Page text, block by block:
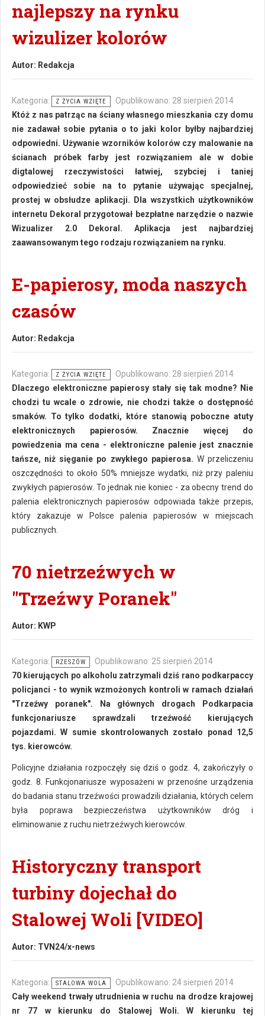
najlepszy na rynku
wizulizer kolorów
Autor: Redakcja
Kategoria: Z ŻYCIA WZIĘTE
Opublikowano: 28 sierpień 2014
Któż z nas patrząc na ściany własnego mieszkania czy domu
nie zadawał sobie pytania o to jaki kolor byłby najbardziej
odpowiedni. Używanie wzorników kolorów czy malowanie na
ścianach próbek farby jest rozwiązaniem ale w dobie
digtalowej rzeczywistości łatwiej, szybciej i taniej
odpowiedzieć sobie na to pytanie używając specjalnej,
prostej w obsłudze aplikacji. Dla wszystkich użytkowników
internetu Dekoral przygotował bezpłatne narzędzie o nazwie
Wizualizer 2.0 Dekoral. Aplikacja jest najbardziej
zaawansowanym tego rodzaju rozwiązaniem na rynku.
E-papierosy, moda naszych
czasów
Autor: Redakcja
Kategoria: Z ŻYCIA WZIĘTE
Opublikowano: 28 sierpień 2014
Dlaczego elektroniczne papierosy stały się tak modne? Nie
chodzi tu wcale o zdrowie, nie chodzi także o dostępność
smaków. To tylko dodatki, które stanowią poboczne atuty
elektronicznych papierosów. Znacznie więcej do
powiedzenia ma cena - elektroniczne palenie jest znacznie
tańsze, niż sięganie po zwykłego papierosa. W przeliczeniu
oszczędności to około 50% mniejsze wydatki, niż przy paleniu
zwykłych papierosów. To jednak nie koniec - za obecny trend do
palenia elektronicznych papierosów odpowiada także przepis,
który zakazuje w Polsce palenia papierosów w miejscach
publicznych.
70 nietrzeźwych w
"Trzeźwy Poranek"
Autor: KWP
Kategoria: RZESZÓW
Opublikowano: 25 sierpień 2014
70 kierujących po alkoholu zatrzymali dziś rano podkarpaccy
policjanci - to wynik wzmożonych kontroli w ramach działań
"Trzeźwy poranek". Na głównych drogach Podkarpacia
funkcjonariusze sprawdzali trzeźwość kierujących
pojazdami. W sumie skontrolowanych zostało ponad 12,5
tys. kierowców.
Policyjne działania rozpoczęły się dziś o godz. 4, zakończyły o
godz. 8. Funkcjonariusze wyposażeni w przenośne urządzenia
do badania stanu trzeźwości prowadzili działania, których celem
była poprawa bezpieczeństwa użytkowników dróg i
eliminowanie z ruchu nietrzeźwych kierowców.
Historyczny transport
turbiny dojechał do
Stalowej Woli [VIDEO]
Autor: TVN24/x-news
Kategoria: STALOWA WOLA
Opublikowano: 24 sierpień 2014
Cały weekend trwały utrudnienia w ruchu na drodze krajowej
nr 77 w kierunku do Stalowej Woli. W kierunku tej